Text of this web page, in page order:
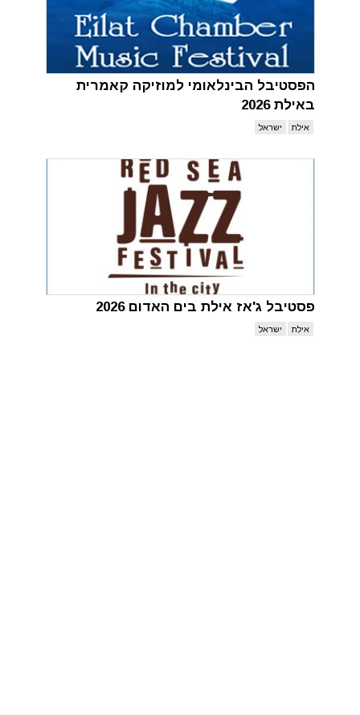
הפסטיבל הבינלאומי למוזיקה קאמרית
באילת 2026
אילת ישראל
פסטיבל ג'אז אילת בים האדום 2026
אילת ישראל